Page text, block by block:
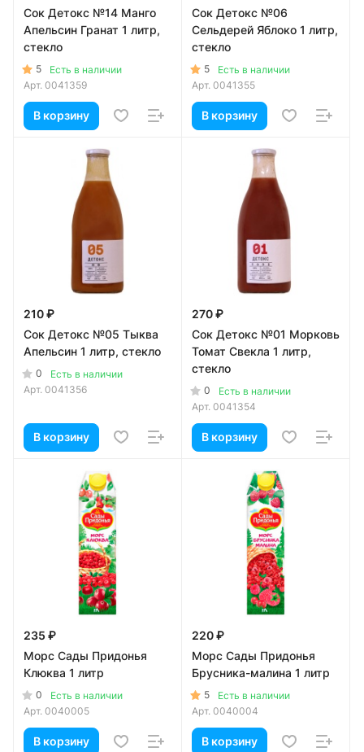
Сок Детокс №14 Манго
Апельсин Гранат 1 литр,
стекло
5
Есть в наличии
Арт. 0041359
В корзину
Сок Детокс №06
Сельдерей Яблоко 1 литр,
стекло
5
Есть в наличии
Арт. 0041355
В корзину
210 ₽
Сок Детокс №05 Тыква
Апельсин 1 литр, стекло
0
Есть в наличии
Арт. 0041356
В корзину
270 ₽
Сок Детокс №01 Морковь
Томат Свекла 1 литр,
стекло
0
Есть в наличии
Арт. 0041354
В корзину
235 ₽
Морс Сады Придонья
Клюква 1 литр
0
Есть в наличии
Арт. 0040005
В корзину
220 ₽
Морс Сады Придонья
Брусника-малина 1 литр
5
Есть в наличии
Арт. 0040004
В корзину